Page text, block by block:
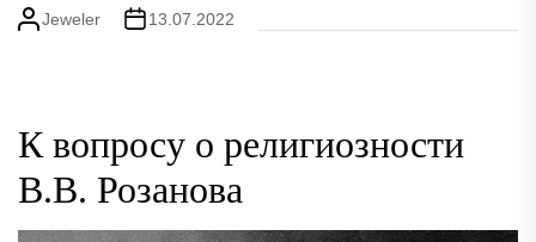
Jeweler 13.07.2022
К вопросу о религиозности
В.В. Розанова